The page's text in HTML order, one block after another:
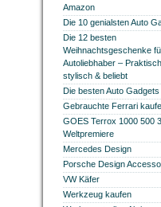
Amazon
Die 10 genialsten Auto
Die 12 besten
Weihnachtsgeschenke
Autoliebhaber – Praktisch,
stylisch & beliebt
Die besten Auto Gadgets
Gebrauchte Ferrari
GOES Terrox 1000 500
Weltpremiere
Mercedes Design
Porsche Design
VW Käfer
Werkzeug kaufen